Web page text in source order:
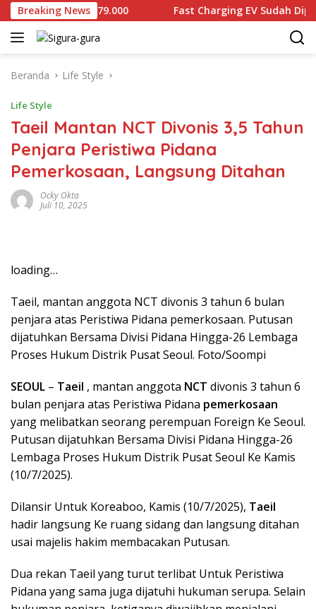
Langsung
ke
konten
Breaking News
Rp2.679.000 Fast Charging EV Sudah
Beranda Life Style
Life Style
Taeil Mantan NCT Divonis 3,5 Tahun
Penjara Peristiwa Pidana
Pemerkosaan, Langsung Ditahan
Ocky Okta
Juli 10, 2025
loading…
Taeil, mantan anggota NCT divonis 3 tahun 6 bulan
penjara atas Peristiwa Pidana pemerkosaan. Putusan
dijatuhkan Bersama Divisi Pidana Hingga-26 Lembaga
Proses Hukum Distrik Pusat Seoul. Foto/Soompi
SEOUL – Taeil , mantan anggota NCT divonis 3 tahun 6
bulan penjara atas Peristiwa Pidana pemerkosaan
yang melibatkan seorang perempuan Foreign Ke Seoul.
Putusan dijatuhkan Bersama Divisi Pidana Hingga-26
Lembaga Proses Hukum Distrik Pusat Seoul Ke Kamis
(10/7/2025).
Dilansir Untuk Koreaboo, Kamis (10/7/2025), Taeil
hadir langsung Ke ruang sidang dan langsung ditahan
usai majelis hakim membacakan Putusan.
Dua rekan Taeil yang turut terlibat Untuk Peristiwa
Pidana yang sama juga dijatuhi hukuman serupa. Selain